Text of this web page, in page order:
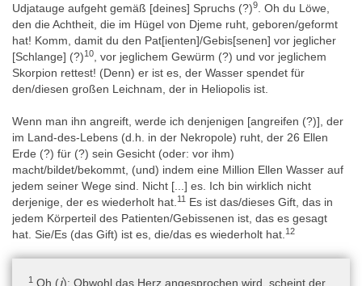
(Medinet Habu) ruht“, darauf hinweisen könnte, dass die Statue
aus dem Umfeld von Theben stammt, sei dahingestellt; der
betreffende Text scheint sonst nirgendwo überliefert zu sein und
thebanische Götter spielen in den Statuentexten keine große
Rolle, anders als in den begleitenden Darstellungen (Kákosy
1987, 181). Anders als für die Horusstelen, die in ganz Ägypten
insgesamt einen Zusammenhang mit dem Delta (u.a. Athribis,
Bubastis). Panov 2017, 89 und 179 nimmt wegen der
Ähnlichkeiten im Dekorationsprogramm an, dass die Heilstatue
Neapel 1065 und die Heilstatue Tyszkiewicz aus der gleichen
Werkstatt stammen. Die Provenienz der Heilstatue Tyszkiewicz ist
unbekannt, aber wegen der Nennung von Bastetpriestern mit
einem spezifischen Titel und von Bastet als Herrin von Taremu (=
Tell Muqdam, Leontopolis) wird angenommen, dass die Statue
Tyszkiewicz von dort stammen könnte. Die Erwähnung des
„Löwen“ (Pa-mai) auf der Heilstatue von Neapel würde zum
Udjatauge aufgeht gemäß [deines] Spruchs (?)9. Oh du Löwe,
den die Achtheit, die im Hügel von Djeme ruht, geboren/geformt
hat! Komm, damit du den Pat[ienten]/Gebis[senen] vor jeglicher
[Schlange] (?)10, vor jeglichem Gewürm (?) und vor jeglichem
Skorpion rettest! (Denn) er ist es, der Wasser spendet für
den/diesen großen Leichnam, der in Heliopolis ist.
Wenn man ihn angreift, werde ich denjenigen [angreifen (?)], der
im Land-des-Lebens (d.h. in der Nekropole) ruht, der 26 Ellen
Erde (?) für (?) sein Gesicht (oder: vor ihm)
macht/bildet/bekommt, (und) indem eine Million Ellen Wasser auf
jedem seiner Wege sind. Nicht [...] es. Ich bin wirklich nicht
derjenige, der es wiederholt hat.11 Es ist das/dieses Gift, das in
jedem Körperteil des Patienten/Gebissenen ist, das es gesagt
hat. Sie/Es (das Gift) ist es, die/das es wiederholt hat.12
1 Oh (j): Obwohl das Herz angesprochen wird, scheint der